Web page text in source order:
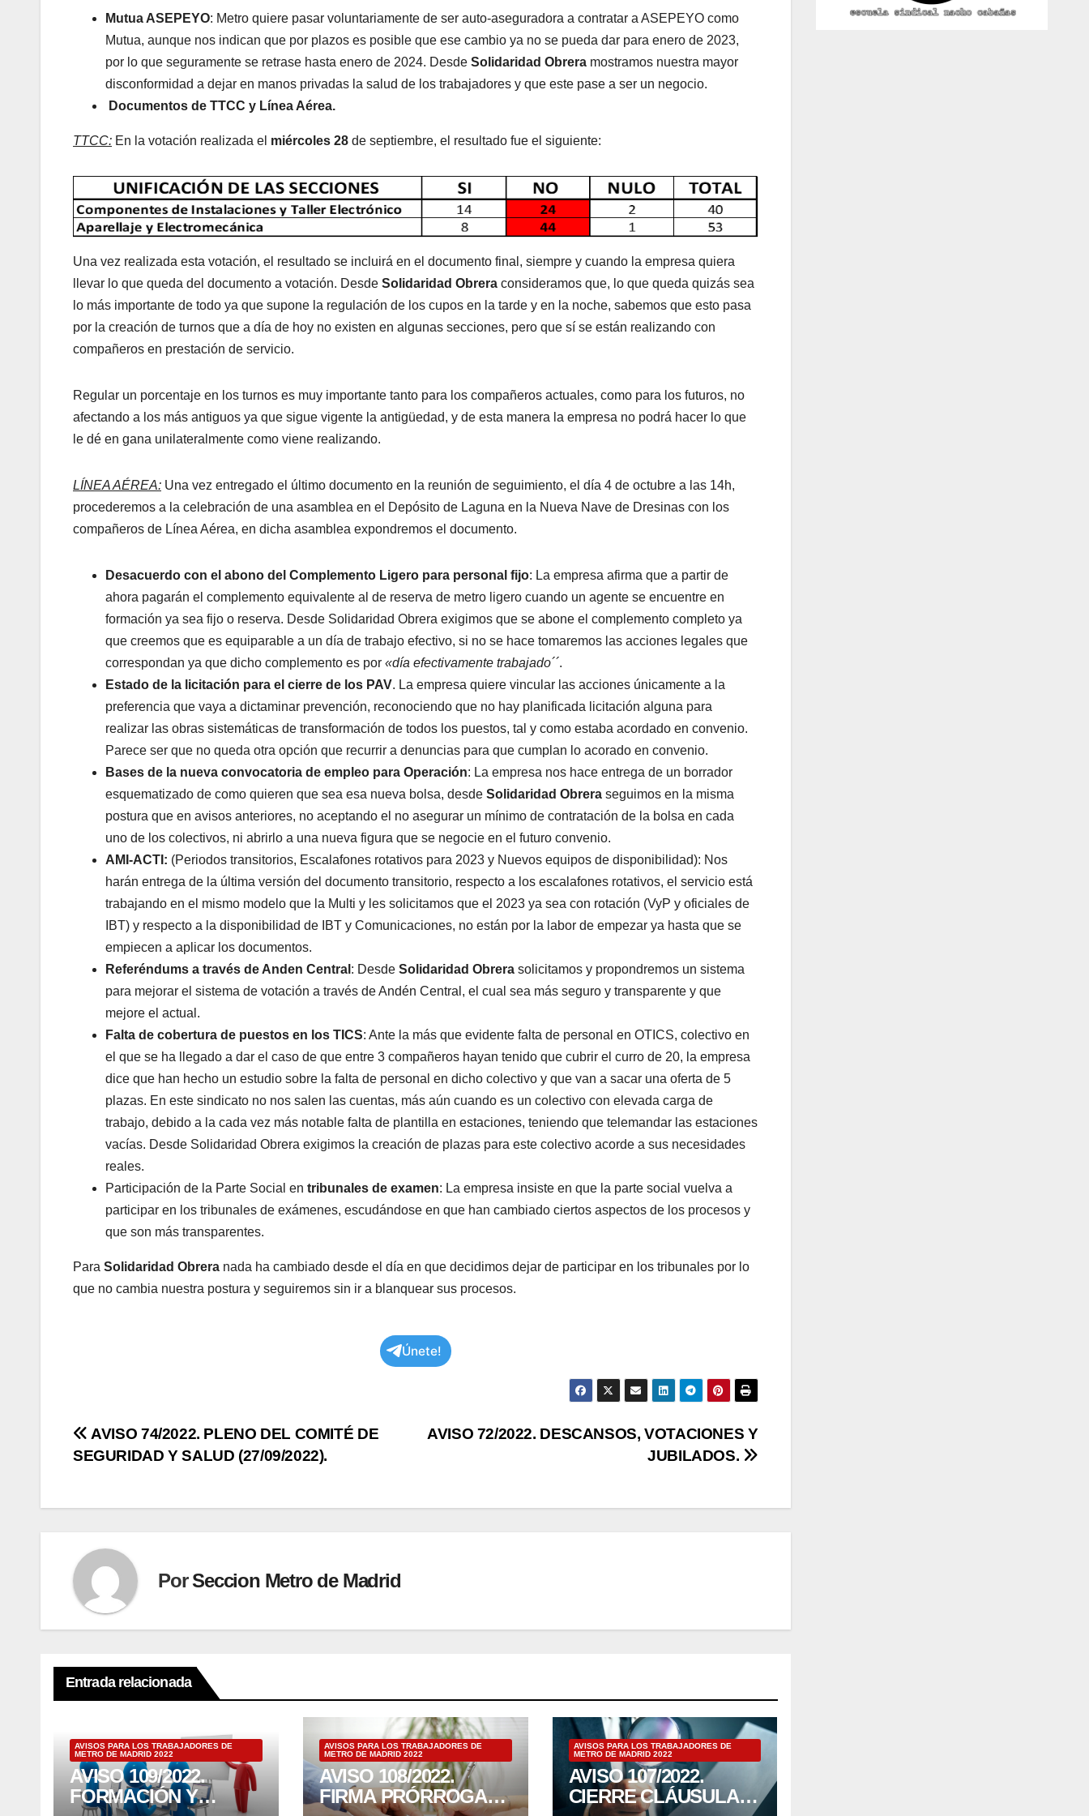
Mutua ASEPEYO: Metro quiere pasar voluntariamente de ser auto-aseguradora a contratar a ASEPEYO como
Mutua, aunque nos indican que por plazos es posible que ese cambio ya no se pueda dar para enero de 2023,
por lo que seguramente se retrase hasta enero de 2024. Desde Solidaridad Obrera mostramos nuestra mayor
disconformidad a dejar en manos privadas la salud de los trabajadores y que este pase a ser un negocio.
Documentos de TTCC y Línea Aérea.
TTCC: En la votación realizada el miércoles 28 de septiembre, el resultado fue el siguiente:
Una vez realizada esta votación, el resultado se incluirá en el documento final, siempre y cuando la empresa quiera
llevar lo que queda del documento a votación. Desde Solidaridad Obrera consideramos que, lo que queda quizás sea
lo más importante de todo ya que supone la regulación de los cupos en la tarde y en la noche, sabemos que esto pasa
por la creación de turnos que a día de hoy no existen en algunas secciones, pero que sí se están realizando con
compañeros en prestación de servicio.
Regular un porcentaje en los turnos es muy importante tanto para los compañeros actuales, como para los futuros, no
afectando a los más antiguos ya que sigue vigente la antigüedad, y de esta manera la empresa no podrá hacer lo que
le dé en gana unilateralmente como viene realizando.
LÍNEA AÉREA: Una vez entregado el último documento en la reunión de seguimiento, el día 4 de octubre a las 14h,
procederemos a la celebración de una asamblea en el Depósito de Laguna en la Nueva Nave de Dresinas con los
compañeros de Línea Aérea, en dicha asamblea expondremos el documento.
Desacuerdo con el abono del Complemento Ligero para personal fijo: La empresa afirma que a partir de
ahora pagarán el complemento equivalente al de reserva de metro ligero cuando un agente se encuentre en
formación ya sea fijo o reserva. Desde Solidaridad Obrera exigimos que se abone el complemento completo ya
que creemos que es equiparable a un día de trabajo efectivo, si no se hace tomaremos las acciones legales que
correspondan ya que dicho complemento es por «día efectivamente trabajado´´.
Estado de la licitación para el cierre de los PAV. La empresa quiere vincular las acciones únicamente a la
preferencia que vaya a dictaminar prevención, reconociendo que no hay planificada licitación alguna para
realizar las obras sistemáticas de transformación de todos los puestos, tal y como estaba acordado en convenio.
Parece ser que no queda otra opción que recurrir a denuncias para que cumplan lo acorado en convenio.
Bases de la nueva convocatoria de empleo para Operación: La empresa nos hace entrega de un borrador
esquematizado de como quieren que sea esa nueva bolsa, desde Solidaridad Obrera seguimos en la misma
postura que en avisos anteriores, no aceptando el no asegurar un mínimo de contratación de la bolsa en cada
uno de los colectivos, ni abrirlo a una nueva figura que se negocie en el futuro convenio.
AMI-ACTI: (Periodos transitorios, Escalafones rotativos para 2023 y Nuevos equipos de disponibilidad): Nos
harán entrega de la última versión del documento transitorio, respecto a los escalafones rotativos, el servicio está
trabajando en el mismo modelo que la Multi y les solicitamos que el 2023 ya sea con rotación (VyP y oficiales de
IBT) y respecto a la disponibilidad de IBT y Comunicaciones, no están por la labor de empezar ya hasta que se
empiecen a aplicar los documentos.
Referéndums a través de Anden Central : Desde Solidaridad Obrera solicitamos y propondremos un sistema
para mejorar el sistema de votación a través de Andén Central, el cual sea más seguro y transparente y que
mejore el actual.
Falta de cobertura de puestos en los TICS: Ante la más que evidente falta de personal en OTICS, colectivo en
el que se ha llegado a dar el caso de que entre 3 compañeros hayan tenido que cubrir el curro de 20, la empresa
dice que han hecho un estudio sobre la falta de personal en dicho colectivo y que van a sacar una oferta de 5
plazas. En este sindicato no nos salen las cuentas, más aún cuando es un colectivo con elevada carga de
trabajo, debido a la cada vez más notable falta de plantilla en estaciones, teniendo que telemandar las estaciones
vacías. Desde Solidaridad Obrera exigimos la creación de plazas para este colectivo acorde a sus necesidades
reales.
Participación de la Parte Social en tribunales de examen: La empresa insiste en que la parte social vuelva a
participar en los tribunales de exámenes, escudándose en que han cambiado ciertos aspectos de los procesos y
que son más transparentes.
Para Solidaridad Obrera nada ha cambiado desde el día en que decidimos dejar de participar en los tribunales por lo
que no cambia nuestra postura y seguiremos sin ir a blanquear sus procesos.
Únete!
Navegación
entradas
AVISO 72/2022. DESCANSOS, VOTACIONES Y
JUBILADOS.
AVISO 74/2022. PLENO DEL COMITÉ DE
SEGURIDAD Y SALUD (27/09/2022).
PorSeccion Metro de Madrid
Entrada relacionada
AVISOS PARA LOS TRABAJADORES DE
METRO DE MADRID 2022
AVISO 109/2022.
FORMACIÓN Y
AVISOS PARA LOS TRABAJADORES DE
METRO DE MADRID 2022
AVISO 108/2022.
FIRMA PRÓRROGA
AVISOS PARA LOS TRABAJADORES DE
METRO DE MADRID 2022
AVISO 107/2022.
CIERRE CLÁUSULA